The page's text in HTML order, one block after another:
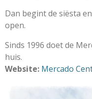
Dan begint de siësta
open.
Sinds 1996 doet de
huis.
Website: Mercado